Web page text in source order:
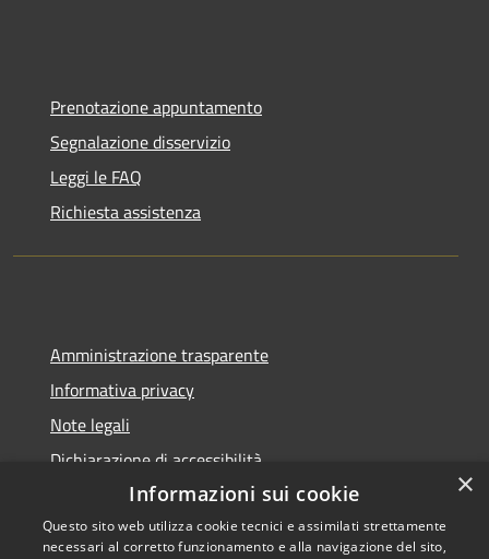
Prenotazione appuntamento
Segnalazione disservizio
Leggi le FAQ
Richiesta assistenza
Amministrazione trasparente
Informativa privacy
Note legali
Dichiarazione di accessibilità
×
Informazioni sui cookie
Questo sito web utilizza cookie tecnici e assimilati strettamente
necessari al corretto funzionamento e alla navigazione del sito,